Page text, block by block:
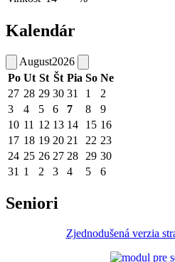
Kalendár
August2026
Po Ut St Št Pia So Ne
27 28 29 30 31 1
2
3
4 5 6 7 8
9
10 11 12 13 14 15 16
17 18 19 20 21 22 23
24 25 26 27 28 29 30
31 1 2 3 4 5 6
Seniori
Zjednodušená verzia